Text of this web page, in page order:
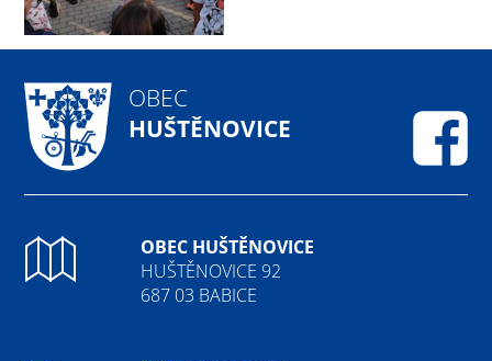
OBEC
HUŠTĚNOVICE
OBEC HUŠTĚNOVICE
HUŠTĚNOVICE 92
687 03 BABICE